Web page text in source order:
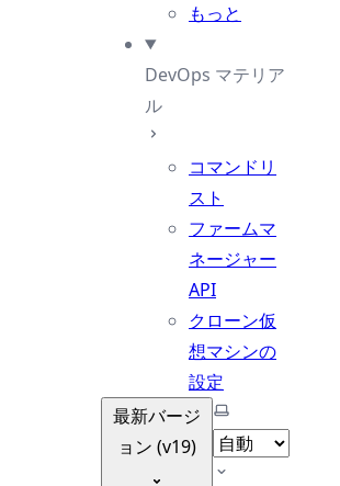
もっと
DevOps マテリア
ル
コマンドリ
スト
ファームマ
ネージャー
API
クローン仮
想マシンの
設定
最新バージ
ョン (v19)
テーマを選択